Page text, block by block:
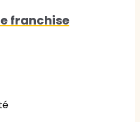
franchise